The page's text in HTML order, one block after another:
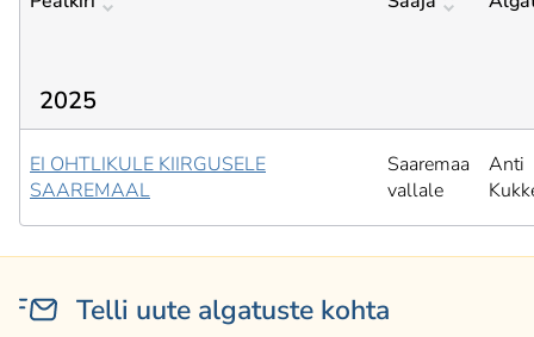
2025
EI OHTLIKULE KIIRGUSELE
SAAREMAAL
Saaremaa
vallale
Anti
Telli uute algatuste kohta